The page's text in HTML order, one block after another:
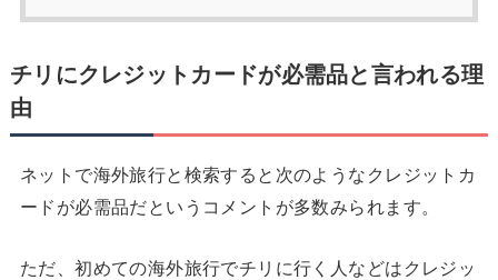
チリにクレジットカードが必需品と言われる理
由
ネットで海外旅行と検索すると次のようなクレジットカ
ードが必需品だというコメントが多数みられます。
ただ、初めての海外旅行でチリに行く人などはクレジッ